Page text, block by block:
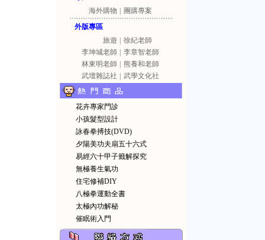
海外購物
團購專案
外版專區
旅遊
徐紀老師
李坤城老師
李章智老師
林東明老師
熊養和老師
武壇雜誌社
武學文化社
花卉專家門診
小孩髮型設計
詠春拳搏技(DVD)
夕陽美功夫扇五十六式
易經六十甲子籤解探究
無極養生氣功
住宅修補DIY
八極拳運動全書
太極內功解秘
催眠術入門